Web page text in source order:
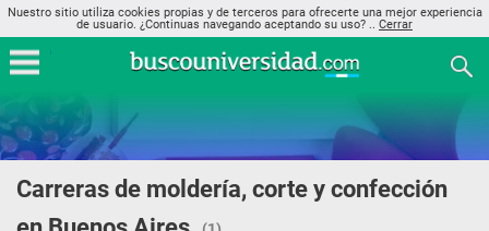
Nuestro sitio utiliza cookies propias y de terceros para ofrecerte una mejor experiencia
de usuario. ¿Continuas navegando aceptando su uso? .. Cerrar
Carreras de moldería, corte y confección